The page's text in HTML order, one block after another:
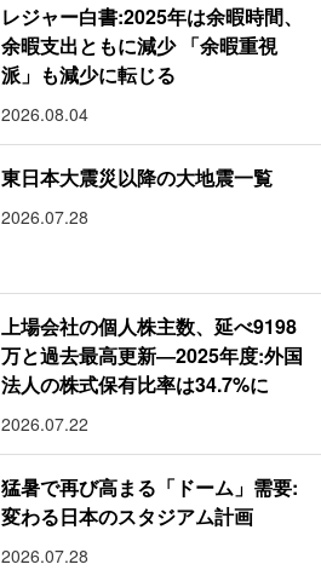
レジャー白書:2025年は余暇時間、
余暇支出ともに減少 「余暇重視
派」も減少に転じる
2026.08.04
東日本大震災以降の大地震一覧
2026.07.28
上場会社の個人株主数、延べ9198
万と過去最高更新―2025年度:外国
法人の株式保有比率は34.7%に
2026.07.22
猛暑で再び高まる「ドーム」需要:
変わる日本のスタジアム計画
2026.07.28